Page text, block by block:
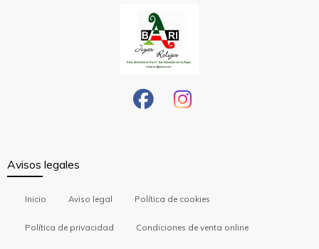
Avisos legales
Inicio Aviso legal Política de cookies
Política de privacidad Condiciones de venta online